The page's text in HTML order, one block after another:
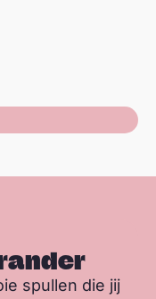
spullen die jij